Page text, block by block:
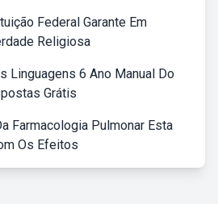
Federal Garante Em
Religiosa
Linguagens 6 Ano Manual Do
Grátis
Farmacologia Pulmonar Esta
Os Efeitos